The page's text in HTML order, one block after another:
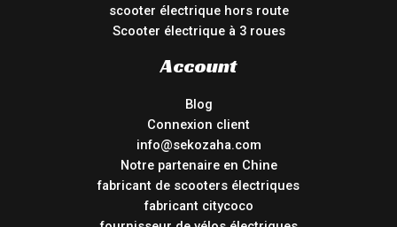
scooter électrique hors route
Scooter électrique à 3 roues
Account
Blog
Connexion client
info@sekozaha.com
Notre partenaire en Chine
fabricant de scooters électriques
fabricant citycoco